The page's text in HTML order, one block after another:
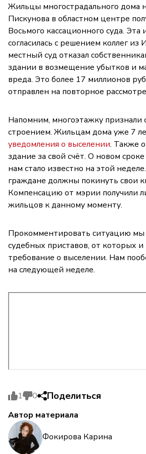
Жильцы многострадального дома
Пискунова в областном центре
Восьмого кассационного суда. Эта
согласилась с решением коллег из
местный суд отказал
здании в возмещение убытков и
вреда. Это более 17 миллионов
отправлен на повторное
Напомним, многоэтажку признали
строением. Жильцам дома уже 7
уведомления о выселении. Также
здание за свой счёт. О новом
нам стало известно на этой
граждане должны покинуть свои
Компенсацию от мэрии получили
жильцов к данному моменту.
Прокомментировать ситуацию мы
судебных приставов, от которых
требование о выселении. Нам
на следующей неделе.
1 0 Поделиться
Автор материала
Фокирова Карина